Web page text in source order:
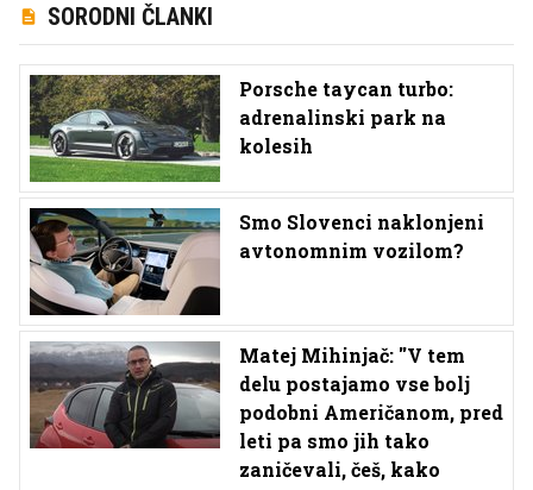
SORODNI ČLANKI
Porsche taycan turbo:
adrenalinski park na
kolesih
Smo Slovenci naklonjeni
avtonomnim vozilom?
Matej Mihinjač: ''V tem
delu postajamo vse bolj
podobni Američanom, pred
leti pa smo jih tako
zaničevali, češ, kako